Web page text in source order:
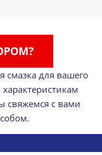
смазка для вашего
свяжемся с вами